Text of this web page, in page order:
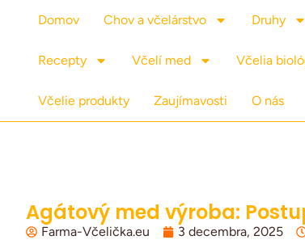
Domov Chov a včelárstvo Druhy
Recepty Včelí med Včelia
Včelie produkty Zaujímavosti O nás
Agátový med výroba:
Farma-Včelička.eu 3 decembra, 2025